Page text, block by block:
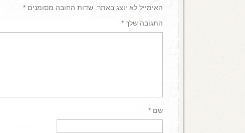
האימייל לא יוצג באתר. שדות החובה מסומנים *
התגובה שלך *
שם *